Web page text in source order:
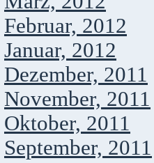
Februar, 2012
Januar, 2012
Dezember, 2011
November, 2011
Oktober, 2011
September, 2011